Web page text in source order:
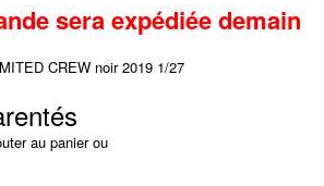
sera expédiée demain
CREW noir 2019 1/27
au panier ou